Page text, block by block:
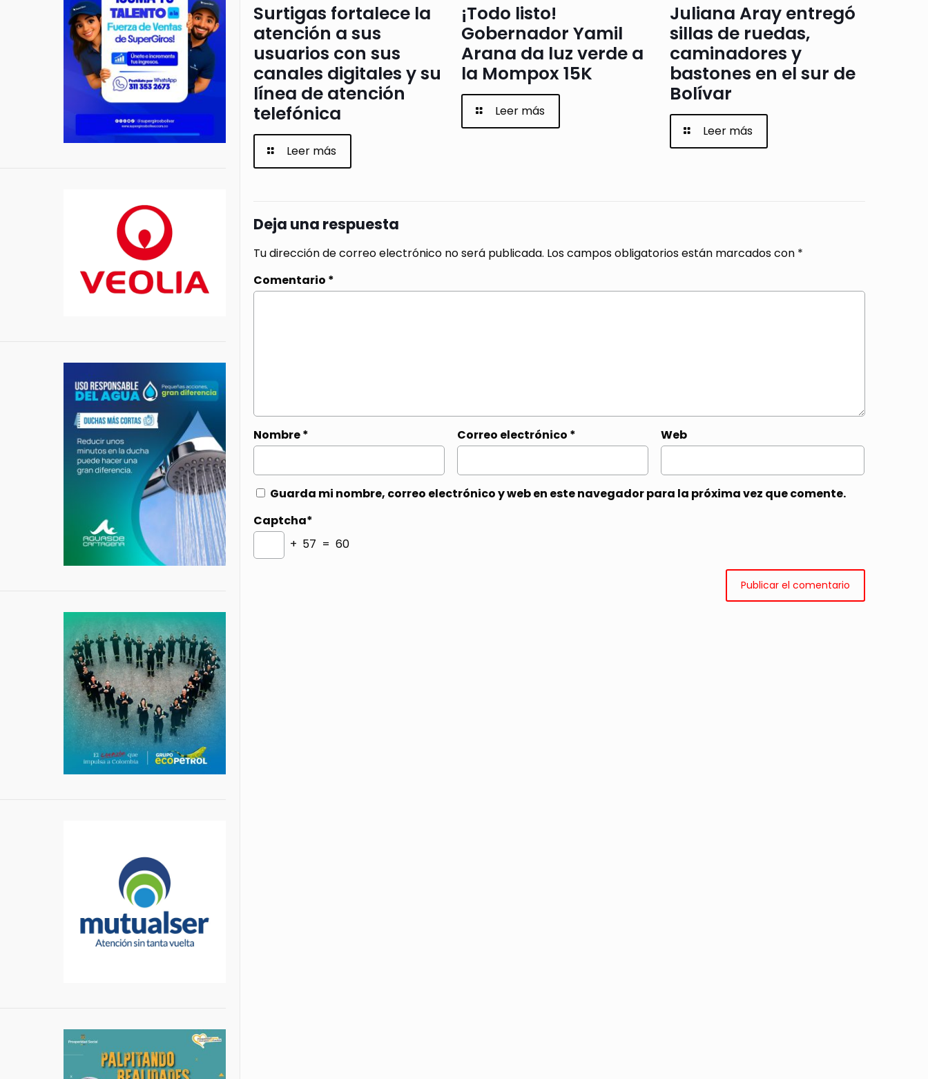
Surtigas fortalece la
atención a sus
usuarios con sus
canales digitales y su
línea de atención
telefónica
Leer más
¡Todo listo!
Gobernador Yamil
Arana da luz verde a
la Mompox 15K
Leer más
Juliana Aray entregó
sillas de ruedas,
caminadores y
bastones en el sur de
Bolívar
Leer más
Deja una respuesta
Tu dirección de correo electrónico no será publicada. Los campos obligatorios están marcados con *
Comentario *
Nombre* Correo electrónico * Web
Guarda mi nombre, correo electrónico y web en este navegador para la próxima vez que comente.
Captcha*
+ 57 = 60